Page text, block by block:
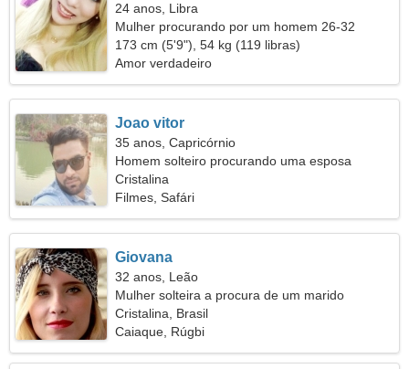
24 anos, Libra
Mulher procurando por um homem 26-32
173 cm (5'9"), 54 kg (119 libras)
Amor verdadeiro
Joao vitor
35 anos, Capricórnio
Homem solteiro procurando uma esposa
Cristalina
Filmes, Safári
Giovana
32 anos, Leão
Mulher solteira a procura de um marido
Cristalina, Brasil
Caiaque, Rúgbi